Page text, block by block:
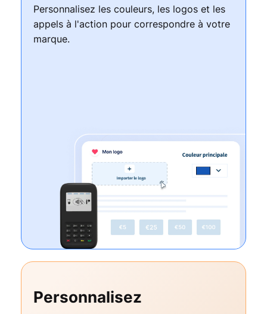
Personnalisez les couleurs, les logos et les
appels à l'action pour correspondre à votre
marque.
Personnalisez